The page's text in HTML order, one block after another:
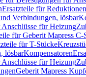
Ersatzteile für Reduktionen
Verbindungen, lösbar
für Heizung
für Geberit Mapress C-
für T-Stücke
lösbarKompensatoren
für Heizung
Geberit Mapress